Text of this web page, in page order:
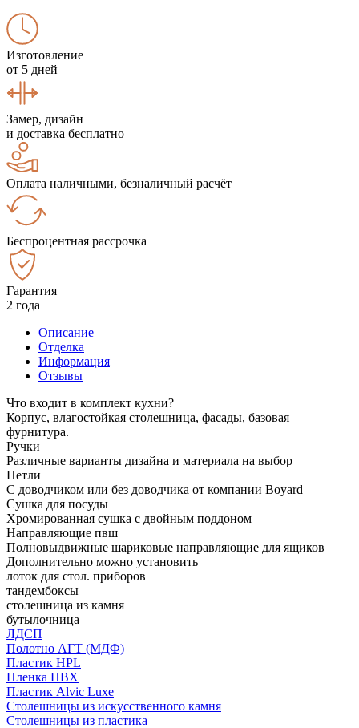
Изготовление
от 5 дней
Замер, дизайн
и доставка бесплатно
Оплата наличными, безналичный расчёт
Беспроцентная рассрочка
Гарантия
2 года
Описание
Отделка
Информация
Отзывы
Что входит в комплект кухни?
Корпус, влагостойкая столешница, фасады, базовая
фурнитура.
Ручки
Различные варианты дизайна и материала на выбор
Петли
С доводчиком или без доводчика от компании Boyard
Сушка для посуды
Хромированная сушка с двойным поддоном
Направляющие пвш
Полновыдвижные шариковые направляющие для ящиков
Дополнительно можно установить
лоток для стол. приборов
тандембоксы
столешница из камня
бутылочница
ЛДСП
Полотно АГТ (МДФ)
Пластик HPL
Пленка ПВХ
Пластик Alvic Luxe
Столешницы из искусственного камня
Столешницы из пластика